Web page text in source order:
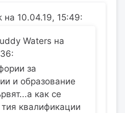
на 10.04.19, 15:49:
Waters на
за
и образование
как се
квалификации